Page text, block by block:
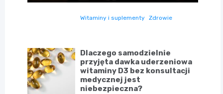
Witaminy i suplementy Zdrowie
Dlaczego samodzielnie
przyjęta dawka uderzeniowa
witaminy D3 bez konsultacji
medycznej jest
niebezpieczna?